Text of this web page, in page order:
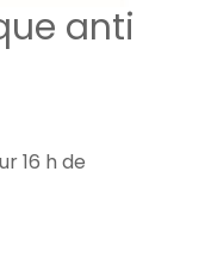
anti
16 h de